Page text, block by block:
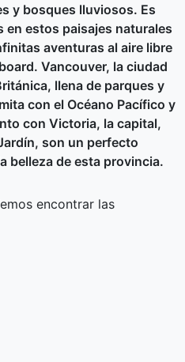
y bosques lluviosos. Es
en estos paisajes naturales
aventuras al aire libre
Vancouver, la ciudad
llena de parques y
con el Océano Pacífico y
con Victoria, la capital,
son un perfecto
belleza de esta provincia.
encontrar las